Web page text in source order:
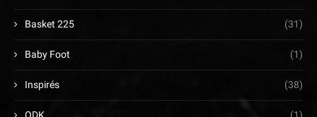
Basket 225 (31)
Baby Foot (1)
Inspirés (38)
ODK (1)